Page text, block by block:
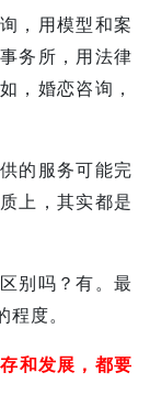
，用模型和案
务所，用法律
，婚恋咨询，
的服务可能完
上，其实都是
别吗？有。最
程度。
和发展，都要